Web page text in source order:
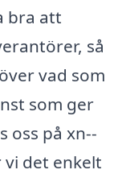
bra att
så
vad som
som ger
oss på xn--
det enkelt